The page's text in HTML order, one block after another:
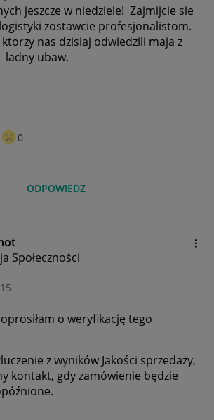
jeszcze w niedziele! Zajmijcie sie
zostawcie profesjonalistom.
nas dzisiaj odwiedzili maja z
ladny ubaw.
0
ODPOWIEDZ
Społeczności
o weryfikację tego
z wyników Jakości sprzedaży,
kontakt, gdy zamówienie będzie